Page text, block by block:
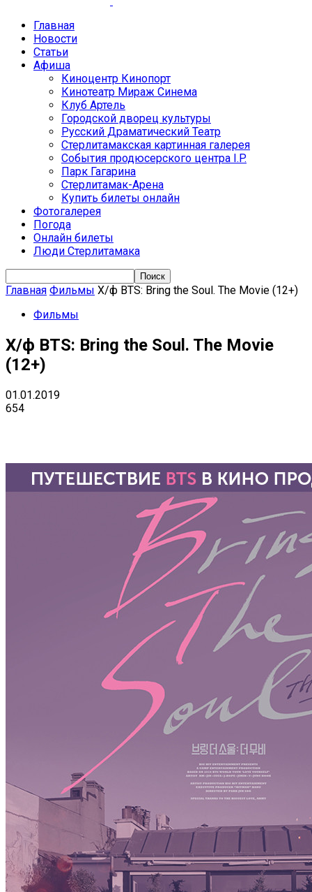
Главная
Новости
Статьи
Афиша
Киноцентр Кинопорт
Кинотеатр Мираж Синема
Клуб Артель
Городской дворец культуры
Русский Драматический Театр
Стерлитамакская картинная галерея
События продюсерского центра I.P.
Парк Гагарина
Стерлитамак-Арена
Купить билеты онлайн
Фотогалерея
Погода
Онлайн билеты
Люди Стерлитамака
Главная Фильмы Х/ф BTS: Bring the Soul. The Movie (12+)
Фильмы
Х/ф BTS: Bring the Soul. The Movie
(12+)
01.01.2019
654